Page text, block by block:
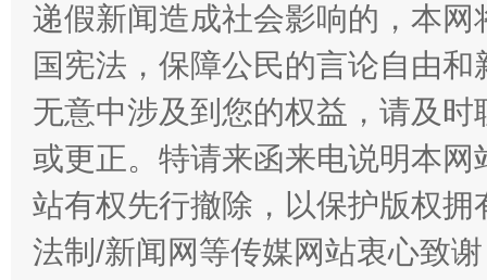
递假新闻造成社会影响的，本
国宪法，保障公民的言论自由
无意中涉及到您的权益，请及
或更正。特请来函来电说明本
站有权先行撤除，以保护版权
法制/新闻网等传媒网站衷心致